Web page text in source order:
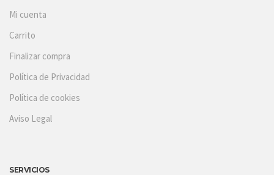
Mi cuenta
Carrito
Finalizar compra
Política de Privacidad
Política de cookies
Aviso Legal
SERVICIOS